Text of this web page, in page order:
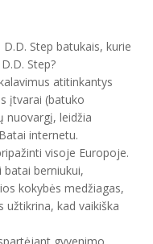
Step batukais, kurie
Step?
atitinkantys
įtvarai (batuko
nuovargį, leidžia
internetu.
visoje Europoje.
berniukui,
kokybės medžiagas,
užtikrina, kad vaikiška
gyvenimo